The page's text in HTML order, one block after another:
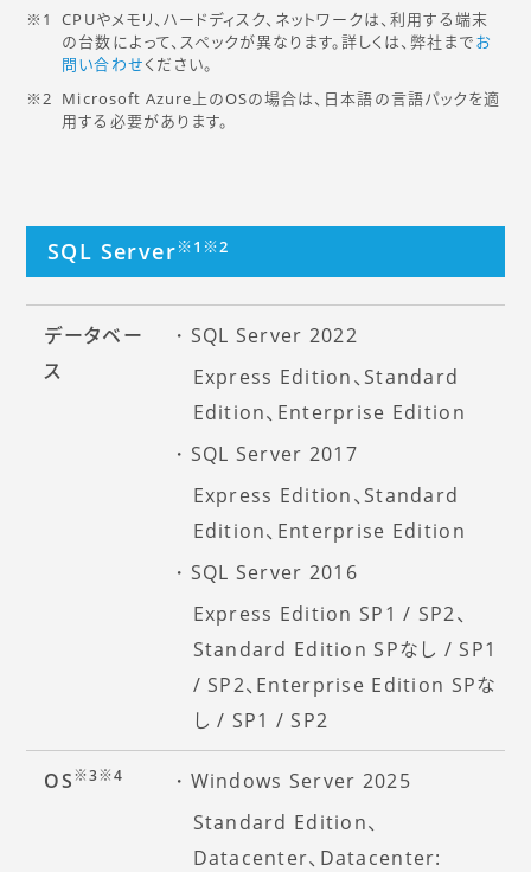
CPUやメモリ、ハードディスク、ネットワークは、利用する端末
の台数によって、スペックが異なります。詳しくは、弊社までお
問い合わせください。
Microsoft Azure上のOSの場合は、日本語の言語パックを適
用する必要があります。
SQL Server※1 ※2
データベー
ス
SQL Server 2022
Express Edition、Standard
Edition、Enterprise Edition
SQL Server 2017
Express Edition、Standard
Edition、Enterprise Edition
SQL Server 2016
Express Edition SP1 / SP2、
Standard Edition SPなし / SP1
/ SP2、Enterprise Edition SPな
し / SP1 / SP2
OS※3※4
Windows Server 2025
Standard Edition、
Datacenter、Datacenter: